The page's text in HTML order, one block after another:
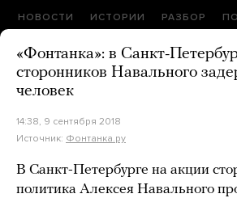
НОВОСТИ ИСТОРИИ РАЗБОР
«Фонтанка»: в Санкт-
сторонников Навального
человек
14:38, 9 сентября 2018
Источник: Фонтанка.ру
В Санкт-Петербурге на акции
политика Алексея Навального